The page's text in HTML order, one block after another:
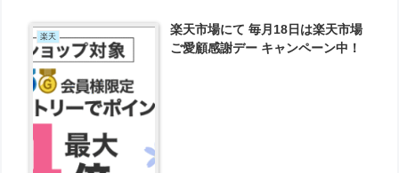
楽天
楽天市場にて 毎月18日は楽天市場
ご愛顧感謝デー キャンペーン中！